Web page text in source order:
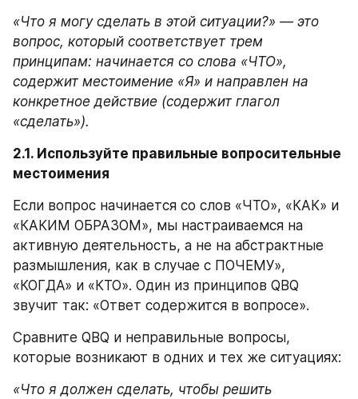
«Что я могу сделать в этой ситуации?» — это
вопрос, который соответствует трем
принципам: начинается со слова «ЧТО»,
содержит местоимение «Я» и направлен на
конкретное действие (содержит глагол
«сделать»).
2.1. Используйте правильные вопросительные
местоимения
Если вопрос начинается со слов «ЧТО», «КАК» и
«КАКИМ ОБРАЗОМ», мы настраиваемся на
активную деятельность, а не на абстрактные
размышления, как в случае с ПОЧЕМУ»,
«КОГДА» и «КТО». Один из принципов QBQ
звучит так: «Ответ содержится в вопросе».
Сравните QBQ и неправильные вопросы,
которые возникают в одних и тех же ситуациях:
«Что я должен сделать, чтобы решить